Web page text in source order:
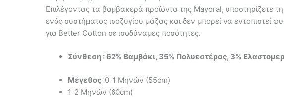
Επιλέγοντας τα βαμβακερά προϊόντα της Mayoral, υποστηρίζετε
ενός συστήματος ισοζυγίου μάζας και δεν μπορεί να εντοπιστεί
για Better Cotton σε ισοδύναμες ποσότητες.
Σύνθεση : 62% Βαμβάκι, 35% Πολυεστέρας, 3%
Μέγεθος 0-1 Μηνών (55cm)
1-2 Μηνών (60cm)